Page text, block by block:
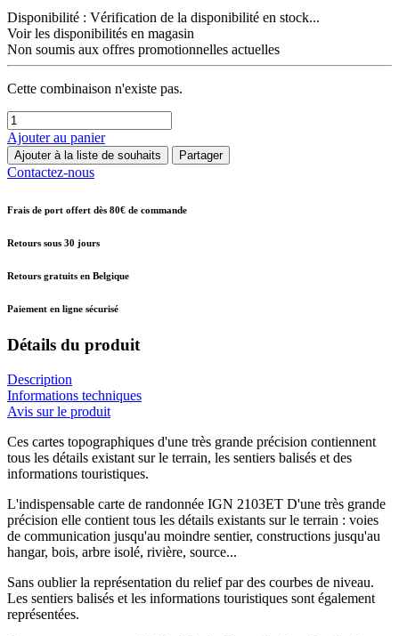
Disponibilité : Vérification de la disponibilité en stock...
Voir les disponibilités en magasin
Non soumis aux offres promotionnelles actuelles
Cette combinaison n'existe pas.
Ajouter au panier
Ajouter à la liste de souhaits Partager
Contactez-nous
Frais de port offert dès 80€ de commande
Retours sous 30 jours
Retours gratuits en Belgique
Paiement en ligne sécurisé
Détails du produit
Description
Informations techniques
Avis sur le produit
Ces cartes topographiques d'une très grande précision contiennent
tous les détails existant sur le terrain, les sentiers balisés et des
informations touristiques.
L'indispensable carte de randonnée IGN 2103ET D'une très grande
précision elle contient tous les détails existants sur le terrain : voies
de communication jusqu'au moindre sentier, constructions jusqu'au
hangar, bois, arbre isolé, rivière, source...
Sans oublier la représentation du relief par des courbes de niveau.
Les sentiers balisés et les informations touristiques sont également
représentées.